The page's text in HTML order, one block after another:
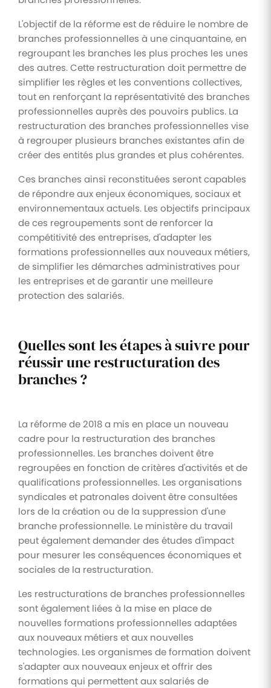
L'objectif de la réforme est de réduire le nombre de
branches professionnelles à une cinquantaine, en
regroupant les branches les plus proches les unes
des autres. Cette restructuration doit permettre de
simplifier les règles et les conventions collectives,
tout en renforçant la représentativité des branches
professionnelles auprès des pouvoirs publics. La
restructuration des branches professionnelles vise
à regrouper plusieurs branches existantes afin de
créer des entités plus grandes et plus cohérentes.
Ces branches ainsi reconstituées seront capables
de répondre aux enjeux économiques, sociaux et
environnementaux actuels. Les objectifs principaux
de ces regroupements sont de renforcer la
compétitivité des entreprises, d'adapter les
formations professionnelles aux nouveaux métiers,
de simplifier les démarches administratives pour
les entreprises et de garantir une meilleure
protection des salariés.
Quelles sont les étapes à suivre pour
réussir une restructuration des
branches ?
La réforme de 2018 a mis en place un nouveau
cadre pour la restructuration des branches
professionnelles. Les branches doivent être
regroupées en fonction de critères d'activités et de
qualifications professionnelles. Les organisations
syndicales et patronales doivent être consultées
lors de la création ou de la suppression d'une
branche professionnelle. Le ministère du travail
peut également demander des études d'impact
pour mesurer les conséquences économiques et
sociales de la restructuration.
Les restructurations de branches professionnelles
sont également liées à la mise en place de
nouvelles formations professionnelles adaptées
aux nouveaux métiers et aux nouvelles
technologies. Les organismes de formation doivent
s'adapter aux nouveaux enjeux et offrir des
formations qui permettent aux salariés de